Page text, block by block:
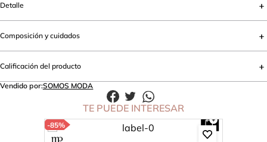
Detalle
Composición y cuidados
Calificación del producto
Vendido por:SOMOS MODA
TE PUEDE INTERESAR
-85%